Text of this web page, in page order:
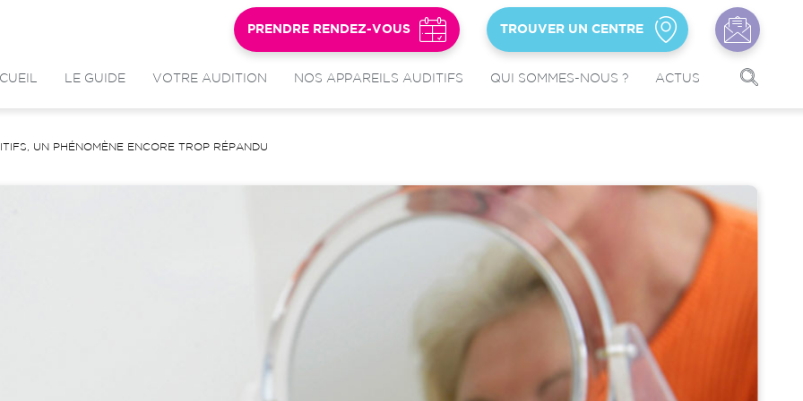
LE GUIDE VOTRE AUDITION NOS APPAREILS AUDITIFS QUI SOMMES-NOUS ? ACTUS
PRENDRE RENDEZ-VOUS TROUVER UN CENTRE
UN PHÉNOMÈNE ENCORE TROP RÉPANDU